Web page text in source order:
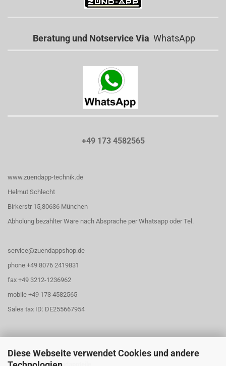
Diese Webseite verwendet Cookies und andere
Beratung und Notservice Via WhatsApp
+49 173 4582565
www.zuendapp-technik.de
Helmut Schlecht
Birkerstr 15,80636 München
Abholung bezahlter Ware nach Absprache per Whatsapp oder Tel.
service@zuendappshop.de
phone +49 8076 2419831
fax +49 3212-1236962
mobile +49 173 4582565
Sales tax ID: DE255667954
Öffnungszeiten
Abholung für Zündappteile